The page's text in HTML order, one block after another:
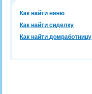
Как найти няню
Как найти сиделку
Как найти домработницу